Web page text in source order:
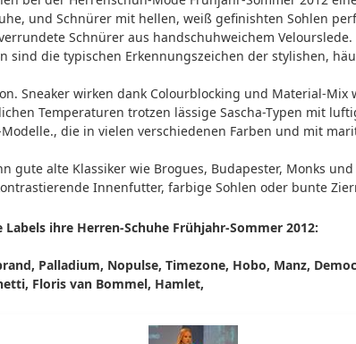
und Schnürer mit hellen, weiß gefinishten Sohlen
Schnürer aus handschuhweichem
sind die typischen Erkennungszeichen der stylishen,
Sneaker wirken dank Colourblocking und Material-
Temperaturen trotzen lässige Sascha-Typen mit
die in vielen verschiedenen Farben und mit
gute alte Klassiker wie Brogues, Budapester, Monks
Innenfutter, farbige Sohlen oder bunte
Labels ihre Herren-Schuhe Frühjahr-Sommer 2012:
Palladium, Nopulse, Timezone, Hobo, Manz,
Floris van Bommel, Hamlet,